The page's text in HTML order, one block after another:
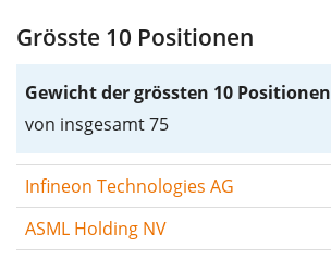
Grösste 10 Positionen
Gewicht der grössten 10 Positionen
von insgesamt 75
Infineon Technologies AG
ASML Holding NV